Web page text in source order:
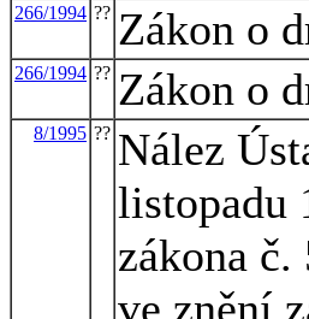
266/1994 ?? Zákon o
266/1994 ?? Zákon o
8/1995 ?? Nález
listopadu
zákona
ve znění